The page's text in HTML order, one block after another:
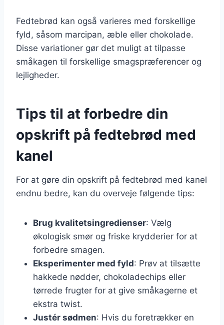
Fedtebrød kan også varieres med forskellige
fyld, såsom marcipan, æble eller chokolade.
Disse variationer gør det muligt at tilpasse
småkagen til forskellige smagspræferencer og
lejligheder.
Tips til at forbedre din
opskrift på fedtebrød med
kanel
For at gøre din opskrift på fedtebrød med kanel
endnu bedre, kan du overveje følgende tips:
Brug kvalitetsingredienser: Vælg
økologisk smør og friske krydderier for at
forbedre smagen.
Eksperimenter med fyld: Prøv at tilsætte
hakkede nødder, chokoladechips eller
tørrede frugter for at give småkagerne et
ekstra twist.
Justér sødmen: Hvis du foretrækker en